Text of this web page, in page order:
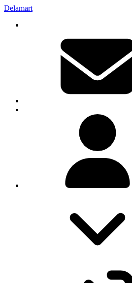
Delamart